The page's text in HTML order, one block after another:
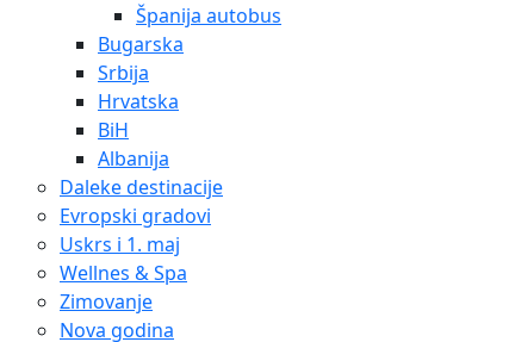
Španija autobus
Bugarska
Srbija
Hrvatska
BiH
Albanija
Daleke destinacije
Evropski gradovi
Uskrs i 1. maj
Wellnes & Spa
Zimovanje
Nova godina